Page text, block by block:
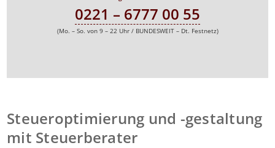
0221 – 6777 00 55
(Mo. – So. von 9 – 22 Uhr / BUNDESWEIT – Dt. Festnetz)
Steueroptimierung und -gestaltung
mit Steuerberater